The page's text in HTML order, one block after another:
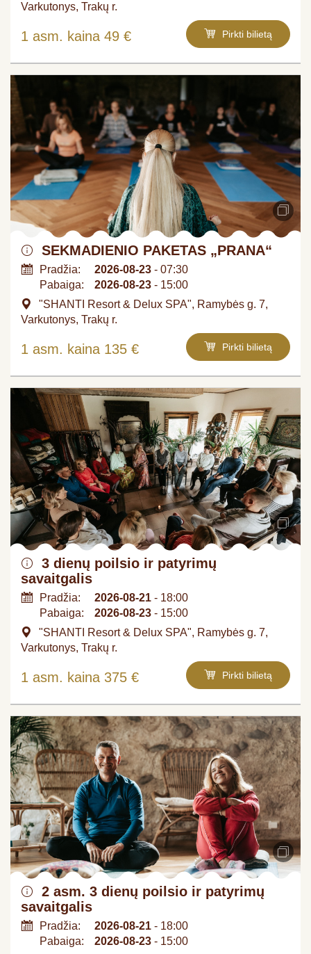
Varkutonys, Trakų r.
1 asm. kaina 49 € Pirkti bilietą
SEKMADIENIO PAKETAS „PRANA“
Pradžia: 2026-08-23 - 07:30
Pabaiga:
2026-08-23 - 15:00
"SHANTI Resort & Delux SPA", Ramybės g. 7,
Varkutonys, Trakų r.
1 asm. kaina 135 € Pirkti bilietą
3 dienų poilsio ir patyrimų
savaitgalis
Pradžia: 2026-08-21 - 18:00
Pabaiga:
2026-08-23 - 15:00
"SHANTI Resort & Delux SPA", Ramybės g. 7,
Varkutonys, Trakų r.
1 asm. kaina 375 € Pirkti bilietą
2 asm. 3 dienų poilsio ir patyrimų
savaitgalis
Pradžia: 2026-08-21 - 18:00
Pabaiga:
2026-08-23 - 15:00